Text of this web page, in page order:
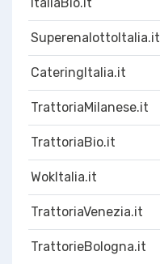
SuperenalottoItalia.it
CateringItalia.it
TrattoriaMilanese.it
TrattoriaBio.it
WokItalia.it
TrattoriaVenezia.it
TrattorieBologna.it